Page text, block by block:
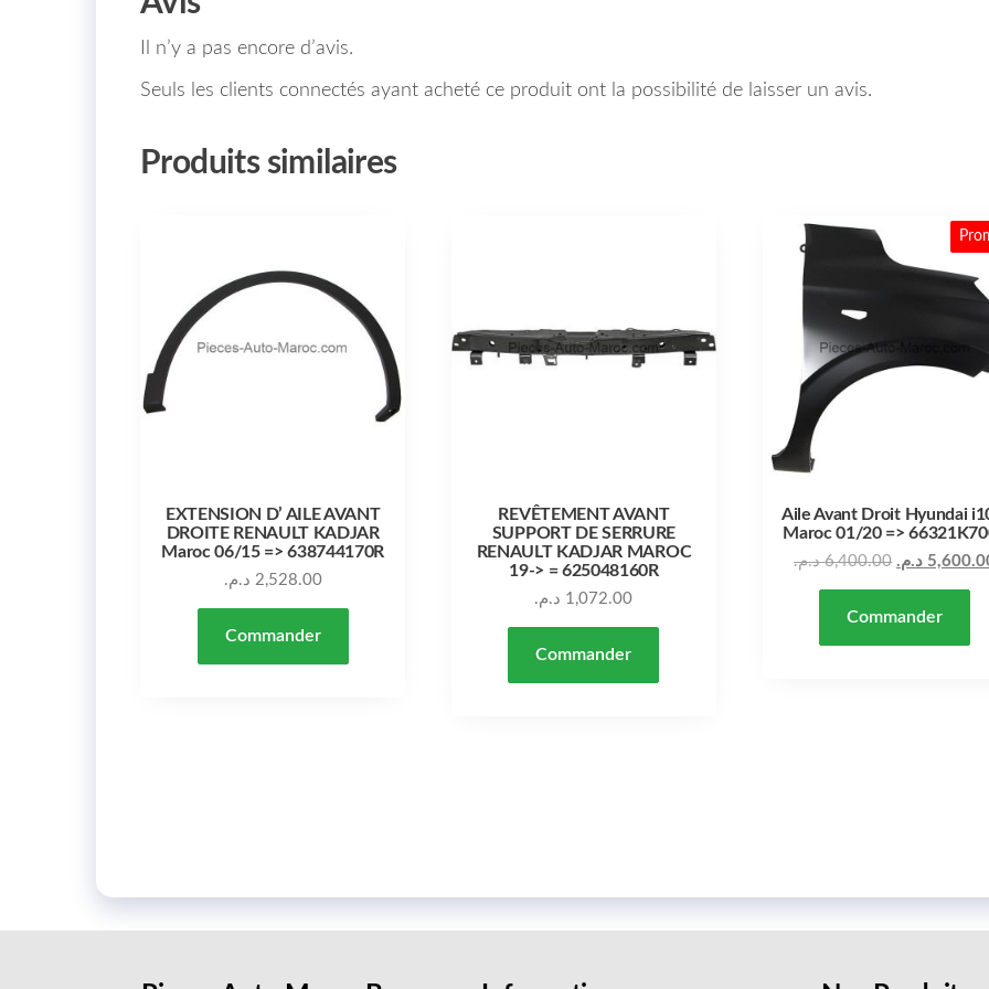
Il n’y a pas encore d’avis.
Seuls les clients connectés ayant acheté ce produit ont la possibilité de laisser un avis.
Produits similaires
EXTENSION D’ AILE AVANT
DROITE RENAULT KADJAR
Maroc 06/15 => 638744170R
2,528.00 د.م.
Commander
REVÊTEMENT AVANT
SUPPORT DE SERRURE
RENAULT KADJAR MAROC
19-> = 625048160R
1,072.00 د.م.
Commander
Aile Avant Droit Hyundai
Maroc 01/20 =>
6,400.00 د.م. د.م.
Commander